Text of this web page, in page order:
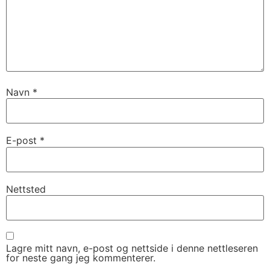
Navn *
E-post *
Nettsted
Lagre mitt navn, e-post og nettside i denne nettleseren
for neste gang jeg kommenterer.